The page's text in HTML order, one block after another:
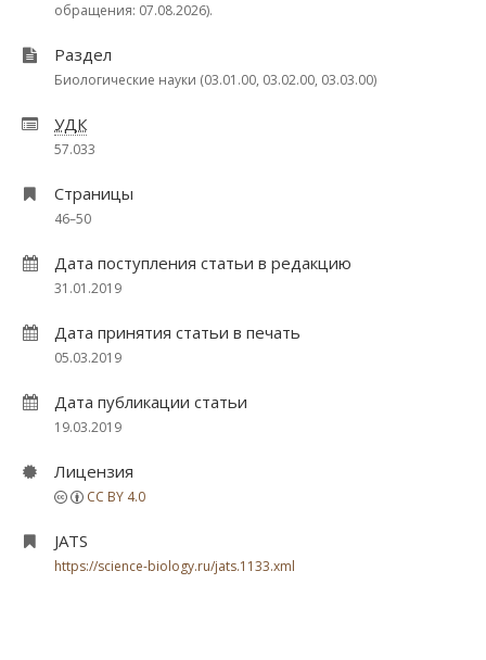
обращения: 07.08.2026).
Раздел
Биологические науки (03.01.00, 03.02.00, 03.03.00)
УДК
57.033
Страницы
46–50
Дата поступления статьи в редакцию
31.01.2019
Дата принятия статьи в печать
05.03.2019
Дата публикации статьи
19.03.2019
Лицензия
CC BY 4.0
JATS
https://science-biology.ru/jats.1133.xml